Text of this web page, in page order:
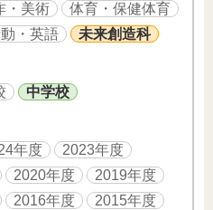
・美術
体育・保健体育
・英語 未来創造科
中学校
年度
2023年度
2020年度
2019年度
2016年度
2015年度